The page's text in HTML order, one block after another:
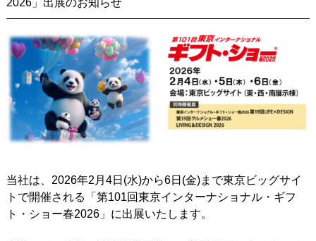
2026」出展のお知らせ
当社は、2026年2月4日(水)から6日(金)まで東京ビッグサイ
トで開催される「第101回東京インターナショナル・ギフ
ト・ショー春2026」に出展いたします。